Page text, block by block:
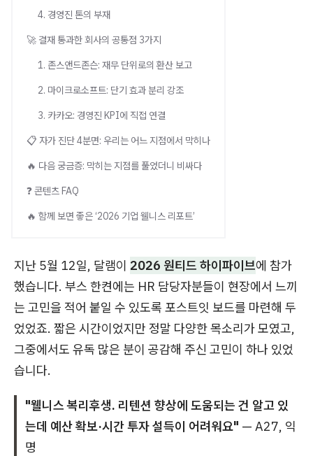
4. 경영진 톤의 부재
🚀 결재 통과한 회사의 공통점 3가지
1. 존스앤드존슨: 재무 단위로의 환산 보고
2. 마이크로소프트: 단기 효과 분리 강조
3. 카카오: 경영진 KPI에 직접 연결
📋 자가 진단 4분면: 우리는 어느 지점에서 막히나
🔥 다음 궁금증: 막히는 지점를 풀었더니 비싸다
❓ 콘텐츠 FAQ
🔥 함께 보면 좋은 ‘2026 기업 웰니스 리포트’
지난 5월 12일, 달램이 2026 원티드 하이파이브에 참가
했습니다. 부스 한켠에는 HR 담당자분들이 현장에서 느끼
는 고민을 적어 붙일 수 있도록 포스트잇 보드를 마련해 두
었었죠. 짧은 시간이었지만 정말 다양한 목소리가 모였고,
그중에서도 유독 많은 분이 공감해 주신 고민이 하나 있었
습니다.
"웰니스 복리후생. 리텐션 향상에 도움되는 건 알고 있
는데 예산 확보·시간 투자 설득이 어려워요" — A27, 익
명